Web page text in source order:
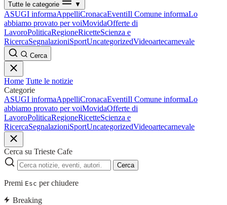
Tutte le categorie ▼
ASUGI informaAppelliCronacaEventiIl Comune informaLo
abbiamo provato per voiMovidaOfferte di
LavoroPoliticaRegioneRicetteScienza e
RicercaSegnalazioniSportUncategorizedVideoartecarnevale
Cerca
Home Tutte le notizie
Categorie
ASUGI informaAppelliCronacaEventiIl Comune informaLo
abbiamo provato per voiMovidaOfferte di
LavoroPoliticaRegioneRicetteScienza e
RicercaSegnalazioniSportUncategorizedVideoartecarnevale
Cerca su Trieste Cafe
Cerca
Premi Esc per chiudere
Breaking